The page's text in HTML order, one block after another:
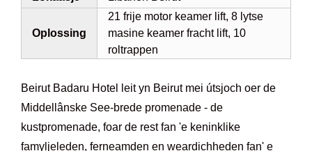
Oplossing
21 frije motor keamer lift, 8 lytse
masine keamer fracht lift, 10
roltrappen
Beirut Badaru Hotel leit yn Beirut mei útsjoch oer de
Middellânske See-brede promenade - de
kustpromenade, foar de rest fan 'e keninklike
famyljeleden, ferneamden en weardichheden fan' e